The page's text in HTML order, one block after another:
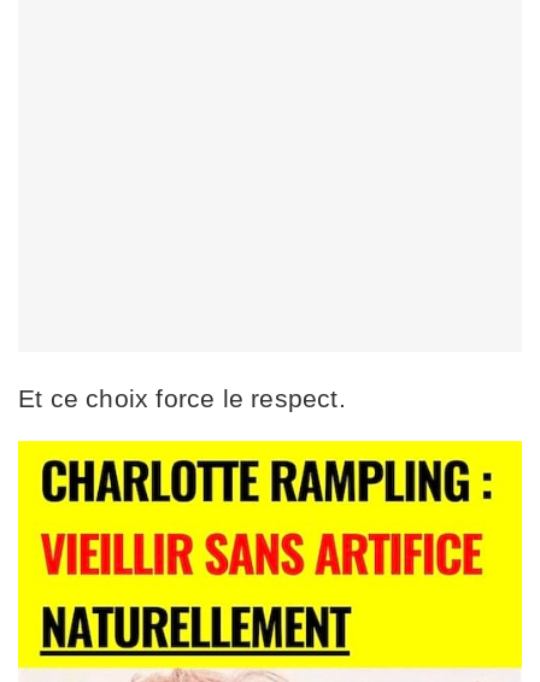
Et ce choix force le respect.